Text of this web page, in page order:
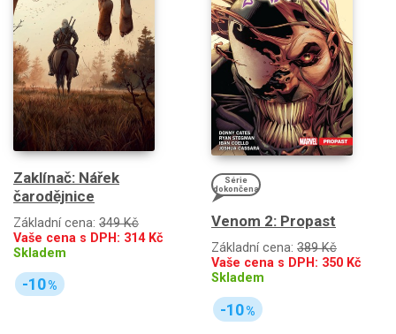
Zaklínač: Nářek
čarodějnice
Základní cena: 349 Kč
Vaše cena s DPH: 314Kč
Skladem
-10%
Série
dokončena
Venom 2: Propast
Základní cena: 389 Kč
Vaše cena s DPH: 350 Kč
Skladem
-10%